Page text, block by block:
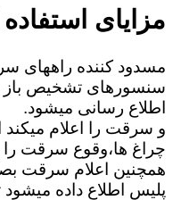
مزایای
مسدود کننده راههای
سنسورهای تشخیص
اطلاع رسانی میشود.
و سرقت را اعلام میکند
چراغ ها،وقوع سرقت
همچنین اعلام سرقت
پلیس اطلاع داده میشود